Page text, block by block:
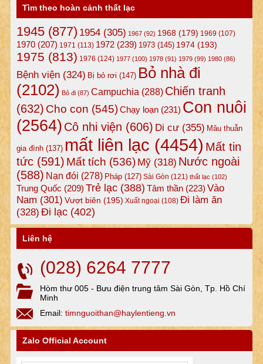
Tìm theo hoàn cảnh thất lạc
1945(877) 1954(305) 1967(92) 1968(179) 1969 (107)
1970(207) 1971 (113) 1972(239) 1973(145) 1974(193)
1975 (813) 1976 (124) 1977(100) 1978(91) 1979(99) 1980(86)
Bệnh viện(324) Bị bỏ rơi (147) Bỏ nhà đi
(2102) Bỏ đi(87) Campuchia (288) Chiến tranh
(632) Cho con (545)Chạy loạn(231) Con nuôi
(2564) Cô nhi viện (606) Di cư(355) Mâu thuẫn
gia đình(137) mất liên lạc (4454) Mất tin
tức(591) Mất tích (536) Mỹ(318) Nước ngoài
(588) Nạn đói (278) Pháp(127) Sài Gòn (121) thất lạc (102)
Trung Quốc (209) Trẻ lạc(388) Tâm thần(223) Vào
Nam (301) Vượt biên (195) Xuất ngoại (108) Đi làm ăn
(328) Đi lạc(402)
Liên hệ
(028) 6264 7777
Hòm thư 005 - Bưu điện trung tâm Sài Gòn, Tp. Hồ Chí
Minh
Email: timnguoithan@haylentieng.vn
Zalo Official Account